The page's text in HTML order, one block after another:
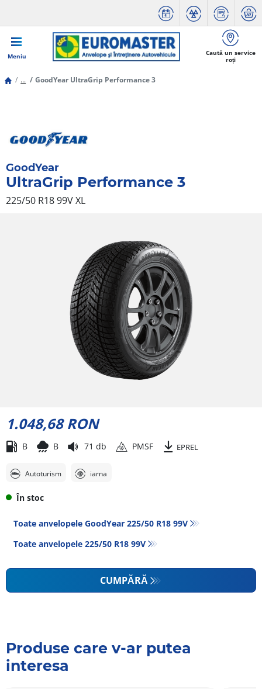
Meniu
Caută un service
roți
... GoodYear UltraGrip Performance 3
GoodYear
UltraGrip Performance 3
225/50 R18 99VXL
1.048,68 RON
B B 71 db PMSF EPREL
Autoturism iarna
În stoc
Toate anvelopele GoodYear 225/50 R18 99V
Toate anvelopele‎ 225/50 R18 99V
CUMPĂRĂ
Produse care v-ar putea
interesa